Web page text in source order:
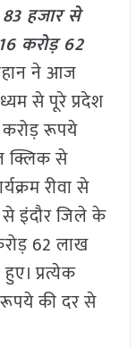
हजार से
करोड़ 62
ने आज
से पूरे प्रदेश
रूपये
क्लिक से
रीवा से
से इंदौर जिले के
62 लाख
प्रत्येक
की दर से